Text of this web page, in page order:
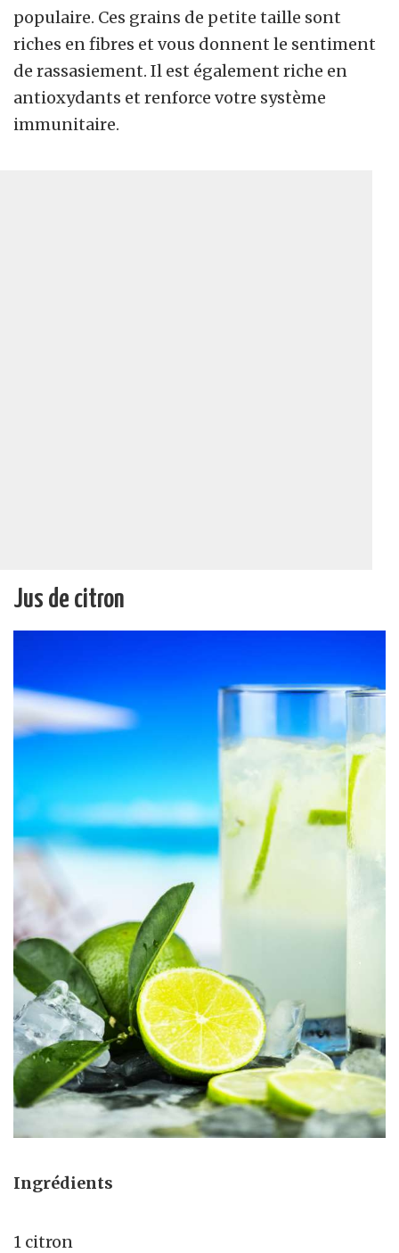
populaire. Ces grains de petite taille sont
riches en fibres et vous donnent le sentiment
de rassasiement. Il est également riche en
antioxydants et renforce votre système
immunitaire.
Jus de citron
Ingrédients
1 citron